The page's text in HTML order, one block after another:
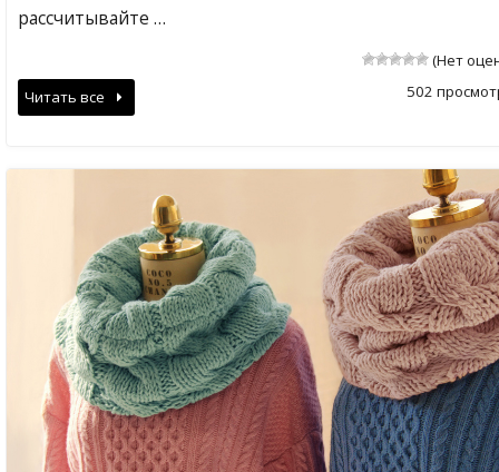
рассчитывайте …
(Нет
502
Читать все